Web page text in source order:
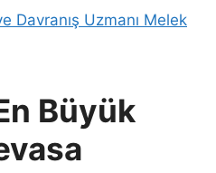
Davranış Uzmanı Melek
Büyük